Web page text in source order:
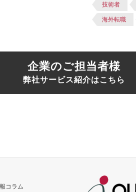
技術者
海外転職
企業のご担当者様
弊社サービス紹介はこちら
コラム